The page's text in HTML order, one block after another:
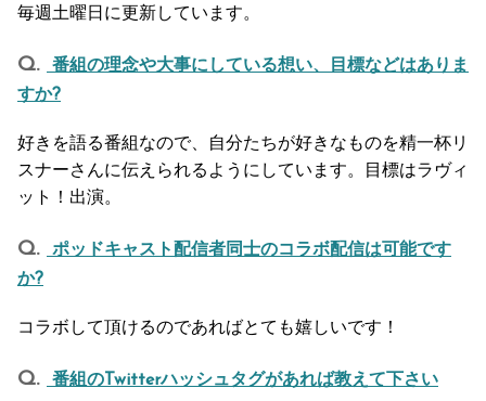
毎週土曜日に更新しています。
番組の理念や大事にしている想い、目標などはありま
すか?
好きを語る番組なので、自分たちが好きなものを精一杯リ
スナーさんに伝えられるようにしています。目標はラヴィ
ット！出演。
ポッドキャスト配信者同士のコラボ配信は可能です
か?
コラボして頂けるのであればとても嬉しいです！
番組のTwitterハッシュタグがあれば教えて下さい